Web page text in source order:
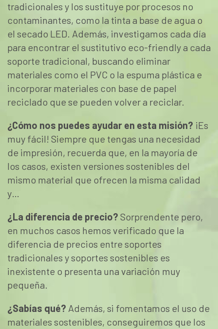
tradicionales y los sustituye por procesos no
contaminantes, como la tinta a base de agua o
el secado LED. Además, investigamos cada día
para encontrar el sustitutivo eco-friendly a cada
soporte tradicional, buscando eliminar
materiales como el PVC o la espuma plástica e
incorporar materiales con base de papel
reciclado que se pueden volver a reciclar.
¿Cómo nos puedes ayudar en esta misión? ¡Es
muy fácil! Siempre que tengas una necesidad
de impresión, recuerda que, en la mayoría de
los casos, existen versiones sostenibles del
mismo material que ofrecen la misma calidad
y…
¿La diferencia de precio? Sorprendente pero,
en muchos casos hemos verificado que la
diferencia de precios entre soportes
tradicionales y soportes sostenibles es
inexistente o presenta una variación muy
pequeña.
¿Sabías qué? Además, si fomentamos el uso de
materiales sostenibles, conseguiremos que los